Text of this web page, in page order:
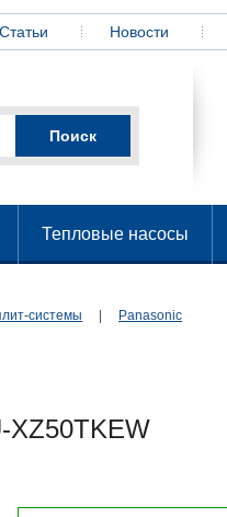
Статьи Новости
Тепловые насосы
системы Panasonic
XZ50TKEW